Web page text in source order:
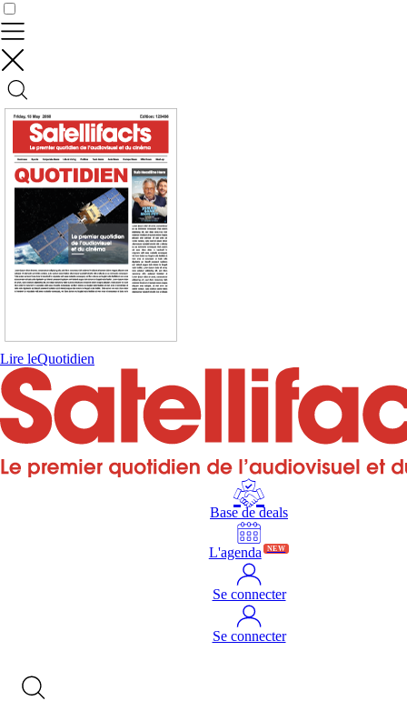
Lire leQuotidien
Base de deals
L'agenda NEW
Se connecter
Se connecter
Contrôler vos données